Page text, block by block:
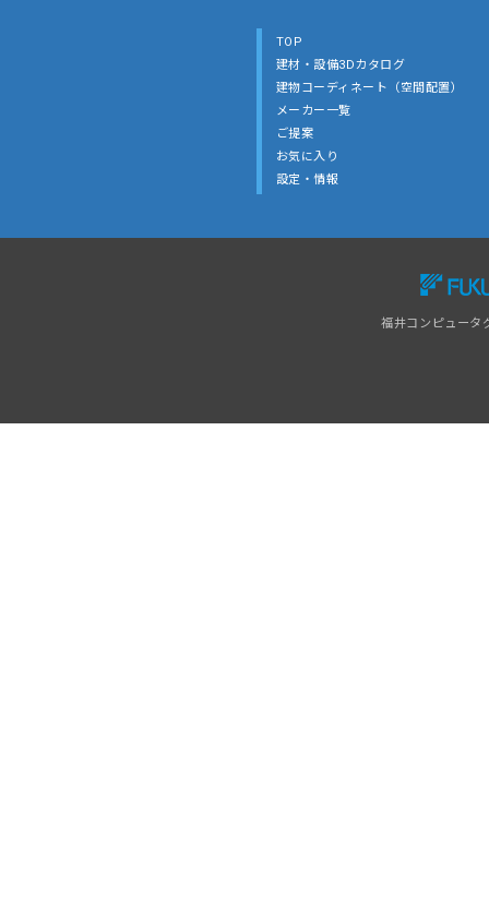
TOP
建材・設備3Dカタログ
建物コーディネート（空間配置）
メーカー一覧
ご提案
お気に入り
設定・情報
福井コンピュータ